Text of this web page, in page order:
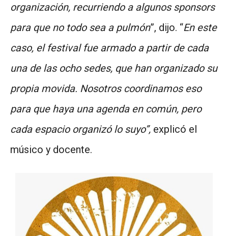
organización, recurriendo a algunos sponsors
para que no todo sea a pulmón”, dijo. “En este
caso, el festival fue armado a partir de cada
una de las ocho sedes, que han organizado su
propia movida. Nosotros coordinamos eso
para que haya una agenda en común, pero
cada espacio organizó lo suyo”, explicó el
músico y docente.